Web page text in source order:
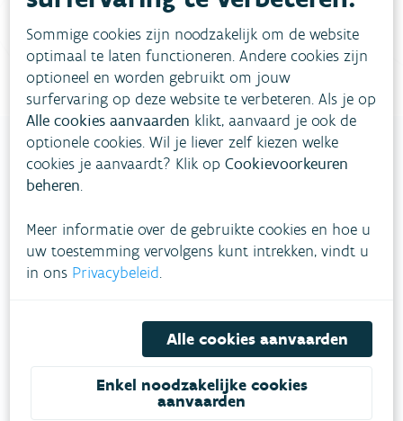
Bel gratis 1700
VLAAMSE
MILIEUMAATSCHAPPIJ
Onze leefomgeving klimaatbestendig maken?
Daarvoor zetten we samen met partners in op
VOLG VMM OP SOCIALE MEDIA
Sommige cookies zijn noodzakelijk om de website
optimaal te laten functioneren. Andere cookies zijn
optioneel en worden gebruikt om jouw
surfervaring op deze website te verbeteren. Als je op
Alle cookies aanvaarden klikt, aanvaard je ook de
optionele cookies. Wil je liever zelf kiezen welke
cookies je aanvaardt? Klik opCookievoorkeuren
beheren.
Meer informatie over de gebruikte cookies en hoe u
uw toestemming vervolgens kunt intrekken, vindt u
in ons Privacybeleid.
Alle cookies aanvaarden
Enkel noodzakelijke cookies
aanvaarden